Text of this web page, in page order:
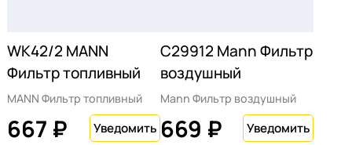
WK42/2 MANN
Фильтр топливный
MANN Фильтр топливный
667 ₽
C29912 Mann Фильтр
воздушный
Mann Фильтр воздушный
669 ₽